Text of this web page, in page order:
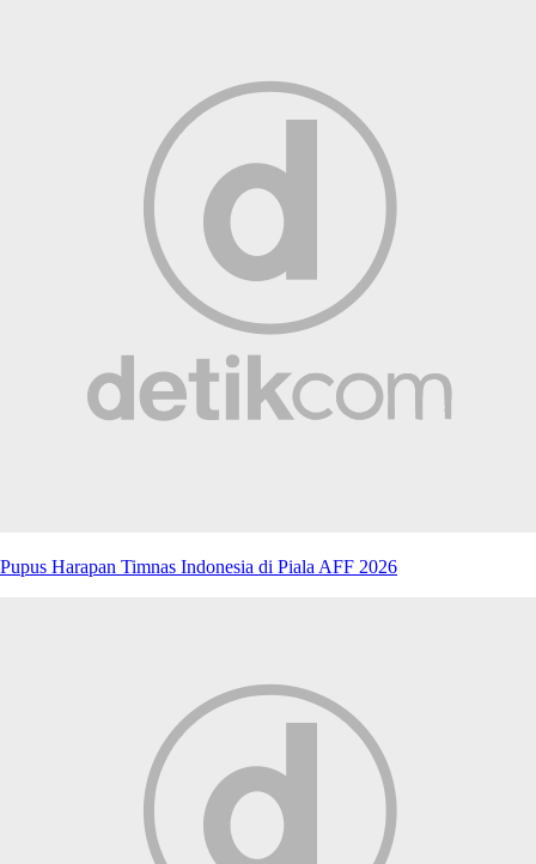
Pupus Harapan Timnas Indonesia di Piala AFF 2026